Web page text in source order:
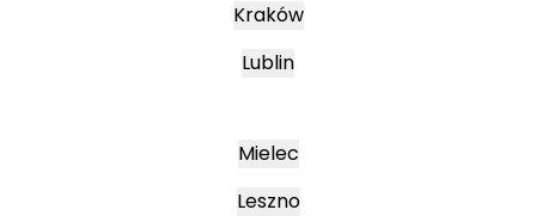
Kraków
Lublin
Mielec
Leszno